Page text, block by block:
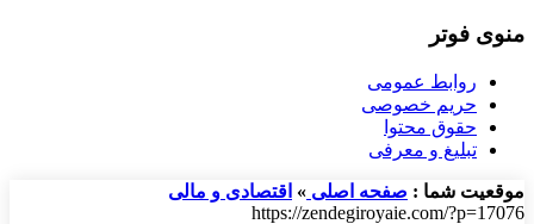
منوی فوتر
روابط عمومی
حریم خصوصی
حقوق محتوا
تبلیغ و معرفی
موقعیت شما : صفحه اصلی » اقتصادی و مالی
https://zendegiroyaie.com/?p=17076